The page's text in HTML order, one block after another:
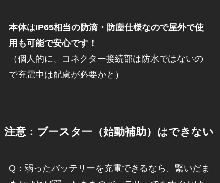
本体はIP65相当の防滴・防塵仕様なので屋外で使
用も可能で安心です！
（個人的に、コネクター接続部は防水ではないの
で充電中は配慮が必要かと）
注意：ブースター（始動補助）はできない
Q：弱ったバッテリーを充電できるなら、繋いだま